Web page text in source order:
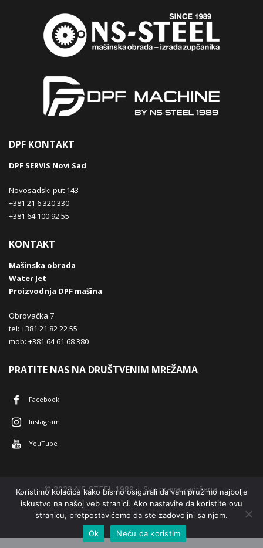
DPF KONTAKT
DPF SERVIS Novi Sad
Novosadski put 143
+381 21 6 320 330
+381 64 100 92 55
KONTAKT
Mašinska obrada
Water Jet
Proizvodnja DPF mašina
Obrovačka 7
tel: +381 21 82 22 55
mob: +381 64 61 68 380
PRATITE NAS NA DRUŠTVENIM MREŽAMA
Facebook
Instagram
YouTube
© 2023 NS-STEEL 1989 | Sva prava zadržana.
Koristimo kolačiće kako bismo osigurali da vam pružimo najbolje
iskustvo na našoj veb stranici. Ako nastavite da koristite ovu
stranicu, pretpostavićemo da ste zadovoljni sa njom.
Ok
Neću da koristim